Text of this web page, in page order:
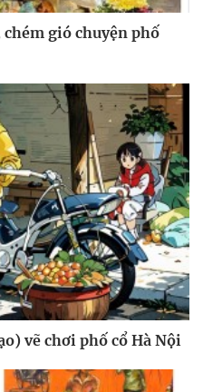
gió chuyện phố
vẽ chơi phố cổ Hà Nội